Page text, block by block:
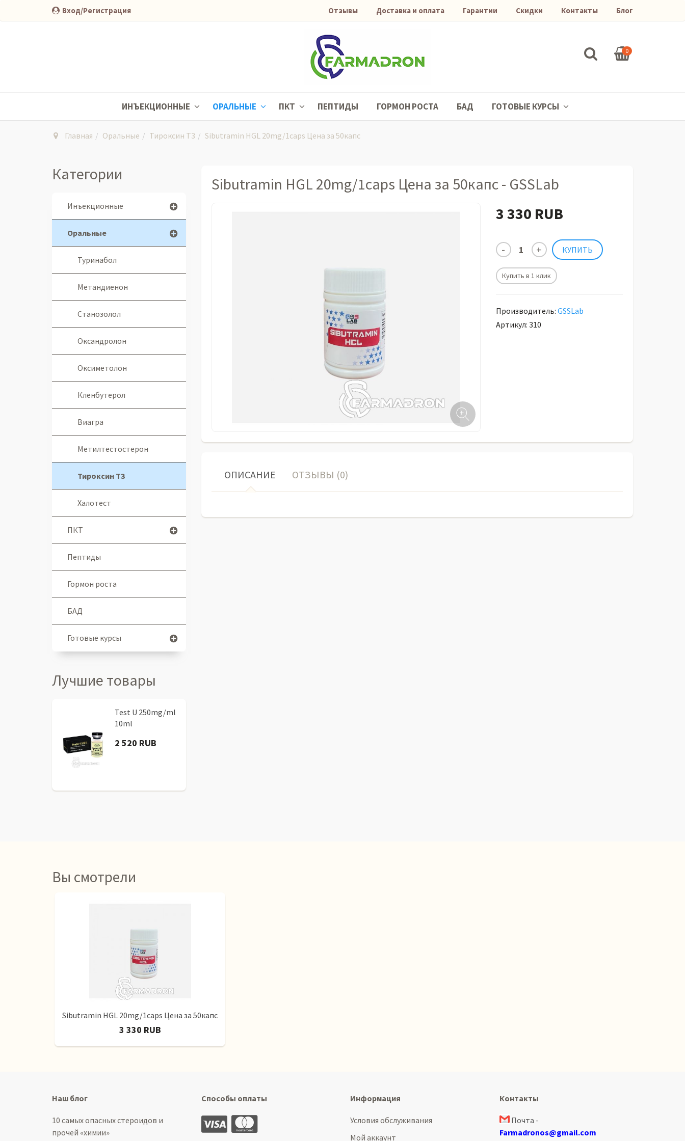
Вход/Регистрация Отзывы Доставка и оплата Гарантии Скидки Контакты Блог
0
ИНЪЕКЦИОННЫЕ ОРАЛЬНЫЕ ПКТ ПЕПТИДЫ ГОРМОН РОСТА БАД ГОТОВЫЕ КУРСЫ
Главная Оральные Тироксин Т3 Sibutramin HGL 20mg/1caps Цена за 50капс
Sibutramin HGL 20mg/1caps Цена за 50капс - GSSLab
3 330 RUB
Купить в 1 клик
Производитель: GSSLab
Артикул: 310
ОПИСАНИЕ ОТЗЫВЫ (0)
Категории
Инъекционные
Оральные
Туринабол
Метандиенон
Станозолол
Оксандролон
Оксиметолон
Кленбутерол
Виагра
Метилтестостерон
Тироксин Т3
Халотест
ПКТ
Пептиды
Гормон роста
БАД
Готовые курсы
Лучшие товары
Test U 250mg/ml
10ml
2 520 RUB
Вы смотрели
Sibutramin HGL 20mg/1caps Цена за 50капс
3 330 RUB
Наш блог
10 самых опасных стероидов и
прочей «химии»
Способы оплаты Информация
Условия обслуживания
Мой аккаунт
Контакты
Почта -
Farmadronos@gmail.com